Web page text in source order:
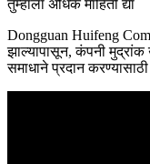
तुम्हाला अधिक माहिती द्या
Dongguan Huifeng
झाल्यापासून, कंपनी मुद्रांक
समाधाने प्रदान